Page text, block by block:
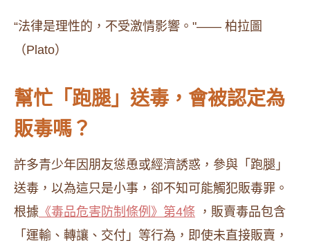
“法律是理性的，不受激情影響。"—— 柏拉圖
（Plato）
幫忙「跑腿」送毒，會被認定為
販毒嗎？
許多青少年因朋友慫恿或經濟誘惑，參與「跑腿」
送毒，以為這只是小事，卻不知可能觸犯販毒罪。
根據 《毒品危害防制條例》第4條 ，販賣毒品包含
「運輸、轉讓、交付」等行為，即使未直接販賣，